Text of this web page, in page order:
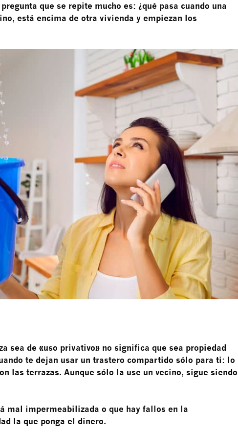
que se repite mucho es: ¿qué pasa cuando una
está encima de otra vivienda y empiezan los
sea de «uso privativo» no significa que sea propiedad
te dejan usar un trastero compartido sólo para ti: lo
las terrazas. Aunque sólo la use un vecino, sigue siendo
mal impermeabilizada o que hay fallos en la
la que ponga el dinero.